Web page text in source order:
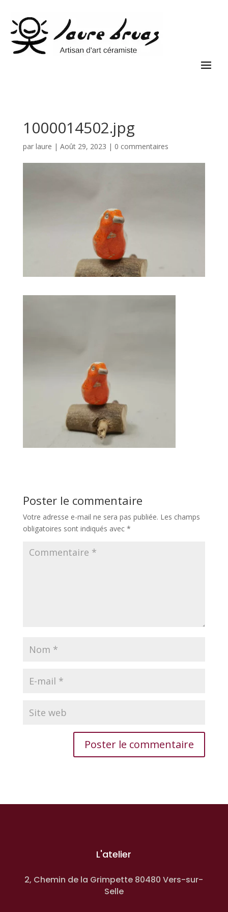
1000014502.jpg
par laure | Août 29, 2023 | 0 commentaires
Poster le commentaire
Votre adresse e-mail ne sera pas publiée. Les champs
obligatoires sont indiqués avec *
L'atelier
2, Chemin de la Grimpette 80480 Vers-sur-
Selle